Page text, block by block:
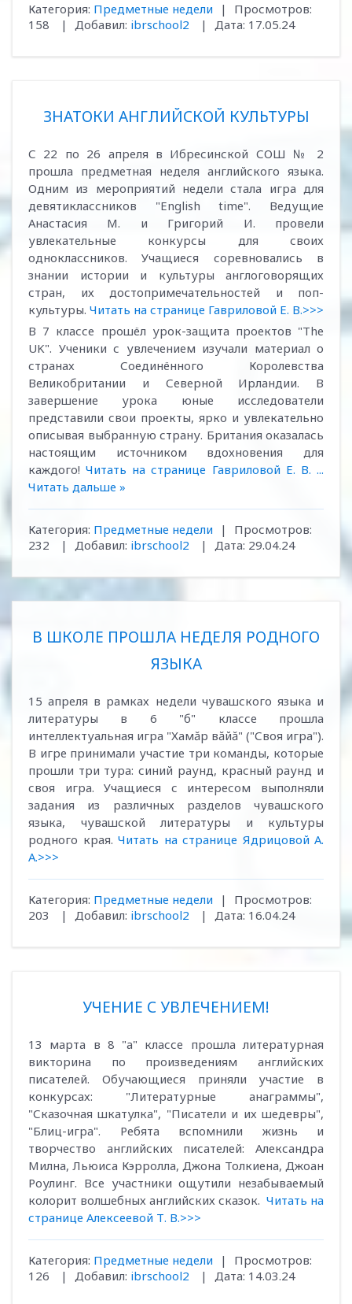
Категория: Предметные недели |
Просмотров:
158
| Добавил: ibrschool2 | Дата: 17.05.24
ЗНАТОКИ АНГЛИЙСКОЙ КУЛЬТУРЫ
С 22 по 26 апреля в Ибресинской СОШ № 2
прошла предметная неделя английского языка.
Одним из мероприятий недели стала игра для
девятиклассников "English time". Ведущие
Анастасия М. и Григорий И. провели
увлекательные конкурсы для своих
одноклассников. Учащиеся соревновались в
знании истории и культуры англоговорящих
стран, их достопримечательностей и поп-
культуры. Читать на странице Гавриловой Е. В.>>>
В 7 классе прошёл урок-защита проектов "The
UK". Ученики с увлечением изучали материал о
странах Соединённого Королевства
Великобритании и Северной Ирландии. В
завершение урока юные исследователи
представили свои проекты, ярко и увлекательно
описывая выбранную страну. Британия оказалась
настоящим источником вдохновения для
каждого! Читать на странице Гавриловой Е. В. ...
Читать дальше »
Категория: Предметные недели |
Просмотров:
232
| Добавил: ibrschool2 | Дата: 29.04.24
В ШКОЛЕ ПРОШЛА НЕДЕЛЯ РОДНОГО
ЯЗЫКА
15 апреля в рамках недели чувашского языка и
литературы в 6 "б" классе прошла
интеллектуальная игра "Хамăр вăйă" ("Своя игра").
В игре принимали участие три команды, которые
прошли три тура: синий раунд, красный раунд и
своя игра. Учащиеся с интересом выполняли
задания из различных разделов чувашского
языка, чувашской литературы и культуры
родного края. Читать на странице Ядрицовой А.
А.>>>
Категория: Предметные недели |
Просмотров:
203
| Добавил: ibrschool2 | Дата: 16.04.24
УЧЕНИЕ С УВЛЕЧЕНИЕМ!
13 марта в 8 "а" классе прошла литературная
викторина по произведениям английских
писателей. Обучающиеся приняли участие в
конкурсах: "Литературные анаграммы",
"Сказочная шкатулка", "Писатели и их шедевры",
"Блиц-игра". Ребята вспомнили жизнь и
творчество английских писателей: Александра
Милна, Льюиса Кэрролла, Джона Толкиена, Джоан
Роулинг. Все участники ощутили незабываемый
колорит волшебных английских сказок. Читать на
странице Алексеевой Т. В.>>>
Категория: Предметные недели |
Просмотров:
126
| Добавил: ibrschool2 | Дата: 14.03.24